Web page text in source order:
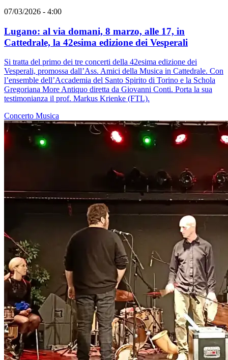
07/03/2026 - 4:00
Lugano: al via domani, 8 marzo, alle 17, in
Cattedrale, la 42esima edizione dei Vesperali
Si tratta del primo dei tre concerti della 42esima edizione dei
Vesperali, promossa dall’Ass. Amici della Musica in Cattedrale. Con
l’ensemble dell’Accademia del Santo Spirito di Torino e la Schola
Gregoriana More Antiquo diretta da Giovanni Conti. Porta la sua
testimonianza il prof. Markus Krienke (FTL).
Concerto Musica